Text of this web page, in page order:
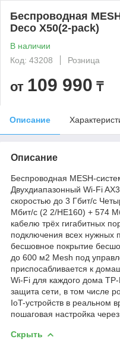
Беспроводная
Deco X50(2-pack)
В наличии
Код: 43208
Розница
от 109 990 ₸
Описание
Описание
Беспроводная MESH-
Двухдиапазонный Wi-Fi
скоростью до 3 Гбит/с
Мбит/с (2 2/HE160) + 574
кабелю трёх гигабитных
подключения всех нужных
бесшовное покрытие
до 600 м2 Mesh под
приспосабливается к
Wi‑Fi для каждого дома
защита сети, в том числе
IoT-устройств в реальном
пошаговая настройка
Скрыть